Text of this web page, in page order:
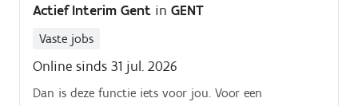
Actief Interim Gent in GENT
Vaste jobs
Online sinds 31 jul. 2026
Dan is deze functie iets voor jou. Voor een